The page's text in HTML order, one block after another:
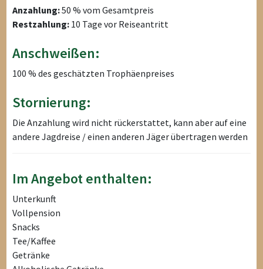
Anzahlung:50 % vom Gesamtpreis
Restzahlung: 10 Tage vor Reiseantritt
Anschweißen:
100 % des geschätzten Trophäenpreises
Stornierung:
Die Anzahlung wird nicht rückerstattet, kann aber auf eine
andere Jagdreise / einen anderen Jäger übertragen werden
Im Angebot enthalten:
Unterkunft
Vollpension
Snacks
Tee/Kaffee
Getränke